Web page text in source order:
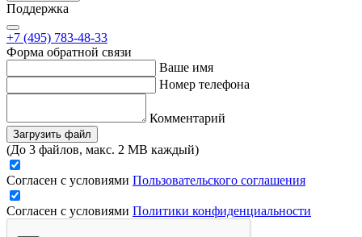
Поддержка
+7 (495) 783-48-33
Форма обратной связи
Ваше имя
Номер телефона
Комментарий
Загрузить файл
(До 3 файлов, макс. 2 MB каждый)
Согласен с условиями Пользовательского соглашения
Согласен с условиями Политики конфиденциальности